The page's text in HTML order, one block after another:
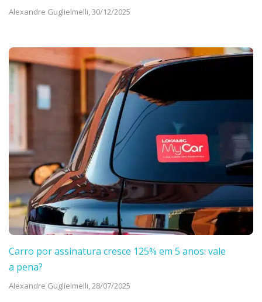
Alexandre Guglielmelli,30/12/2025
Carro por assinatura cresce 125% em 5 anos: vale
a pena?
Alexandre Guglielmelli,28/07/2025